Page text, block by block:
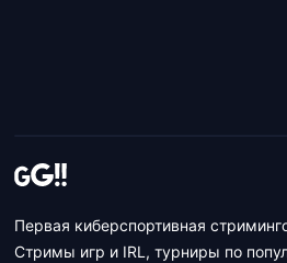
Первая киберспортивная
Стримы игр и IRL, турниры по